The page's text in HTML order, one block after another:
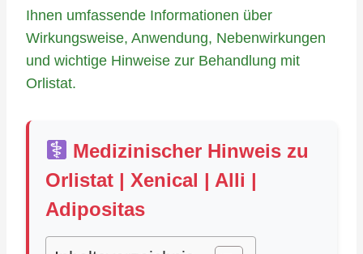
Ihnen umfassende Informationen über
Wirkungsweise, Anwendung, Nebenwirkungen
und wichtige Hinweise zur Behandlung mit
Orlistat.
Medizinischer Hinweis zu
Orlistat | Xenical | Alli |
Adipositas